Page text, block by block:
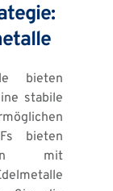
bieten
stabile
bieten
mit